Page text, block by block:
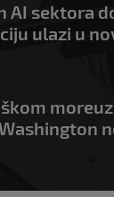
AI sektora
ulazi u